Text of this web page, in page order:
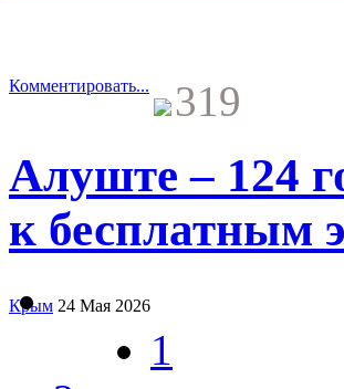
Комментировать... 319
Алуште – 124
к бесплатным
Крым 24 Мая 2026
1